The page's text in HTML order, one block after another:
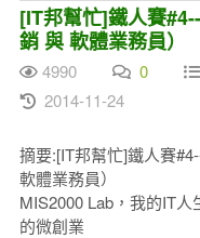
[IT邦幫忙]鐵人賽
銷 與 軟體業務員）
4990 0
2014-11-24
摘要:[IT邦幫忙]鐵人賽
軟體業務員）
MIS2000 Lab，我的IT
的微創業